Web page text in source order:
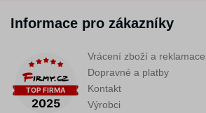
Informace pro zákazníky
Vrácení zboží a reklamace
Dopravné a platby
Kontakt
Výrobci